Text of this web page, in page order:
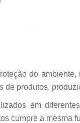
do
de produtos,
em
cumpre a mesma